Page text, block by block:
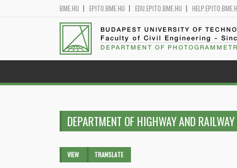
BME.HU EPITO.BME.HU EDU.EPITO.BME.HU
BUDAPEST UNIVERSITY OF
Faculty of Civil Engineering -
DEPARTMENT OF
DEPARTMENT OF HIGHWAY AND
Primary tabs
VIEW (ACTIVETRANSLATE